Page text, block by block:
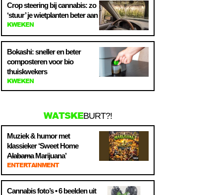
Crop steering bij cannabis: zo
‘stuur’ je wietplanten beter aan
KWEKEN
Bokashi: sneller en beter
composteren voor bio
thuiskwekers
KWEKEN
WATSKEBURT?!
Muziek & humor met
klassieker ‘Sweet Home
AlabamaMarijuana’
ENTERTAINMENT
Cannabis foto’s • 6 beelden uit